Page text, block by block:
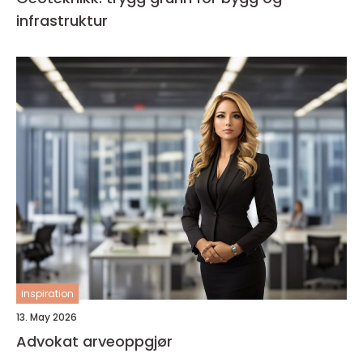
infrastruktur
inspiration
13. May 2026
Advokat arveoppgjør